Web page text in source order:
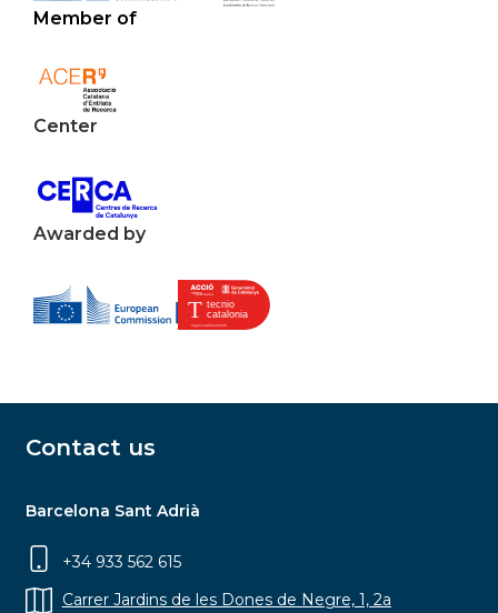
Member of
Center
Awarded by
Contact us
Barcelona Sant Adrià
+34 933 562 615
Carrer Jardins de les Dones de Negre, 1, 2a